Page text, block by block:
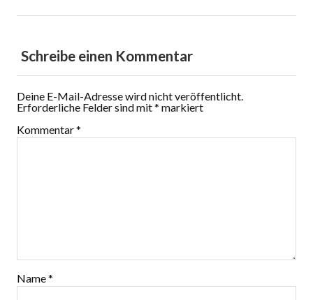
Schreibe einen Kommentar
Deine E-Mail-Adresse wird nicht veröffentlicht.
Erforderliche Felder sind mit* markiert
Kommentar*
Name*